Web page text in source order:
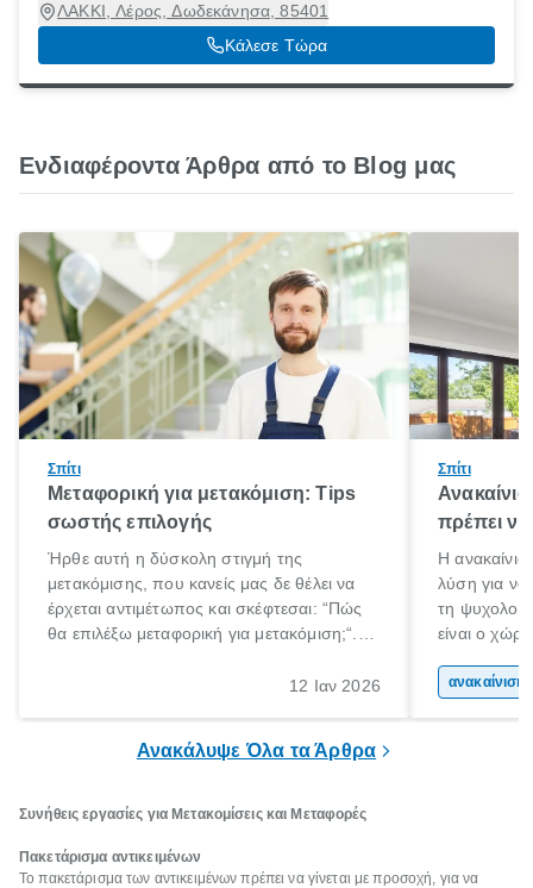
ΛΑΚΚΙ, Λέρος, Δωδεκάνησα, 85401
Κάλεσε Τώρα
Ενδιαφέροντα Άρθρα από το Blog μας
Σπίτι
Μεταφορική για μετακόμιση: Tips
σωστής επιλογής
Ήρθε αυτή η δύσκολη στιγμή της
μετακόμισης, που κανείς μας δε θέλει να
έρχεται αντιμέτωπος και σκέφτεσαι: “Πώς
θα επιλέξω μεταφορική για μετακόμιση;“.
ξεκινάς τις απαραίτητες ετοιμασίες,12 Ιαν 2026
Σπίτι
πρέπει να
Η
λύση για να
τη
είναι ο
Επομένως,
Ανακάλυψε Όλα τα Άρθρα
Συνήθεις εργασίες για Μετακομίσεις και Μεταφορές
Πακετάρισμα αντικειμένων
Το πακετάρισμα των αντικειμένων πρέπει να γίνεται με προσοχή, για να